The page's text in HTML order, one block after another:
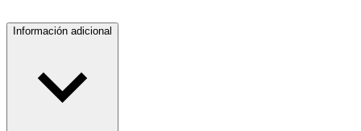
Información adicional